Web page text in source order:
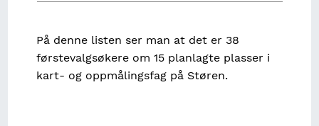
På denne listen ser man at det er 38
førstevalgsøkere om 15 planlagte plasser i
kart- og oppmålingsfag på Støren.